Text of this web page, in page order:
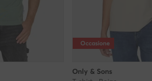
Occasione
Only & Sons